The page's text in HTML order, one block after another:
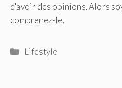
d'avoir des opinions. Alors
comprenez-le.
Catégories
Lifestyle